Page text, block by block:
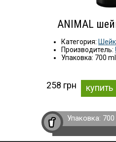
ANIMAL
Категория:
Производитель:
Упаковка: 700 ml
258 грн купить
Упаковка: